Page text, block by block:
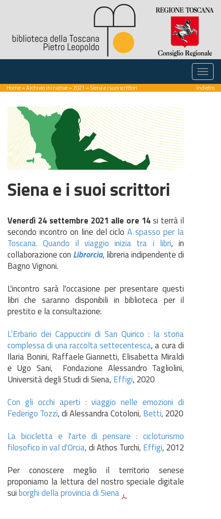
Home»Archivio iniziative»2021 » Siena e i suoi scrittori Indietro
Siena e i suoi scrittori
Venerdì 24 settembre 2021 alle ore 14si terrà il
secondo incontro on line del cicloA spasso per la
Toscana. Quando il viaggio inizia tra i libri, in
collaborazione con Librorcia, libreria indipendente di
Bagno Vignoni.
L'incontro sarà l'occasione per presentare questi
libri che saranno disponibili in biblioteca per il
prestito e la consultazione:
L’Erbario dei Cappuccini di San Quirico : la storia
complessa di una raccolta settecentesca, a cura di
Ilaria Bonini, Raffaele Giannetti, Elisabetta Miraldi
e Ugo Sani, Fondazione Alessandro Tagliolini,
Università degli Studi di Siena, Effigi, 2020
Con gli occhi aperti : viaggio nelle emozioni di
Federigo Tozzi, di Alessandra Cotoloni, Betti, 2020
La bicicletta e l'arte di pensare : cicloturismo
filosofico in val d'Orcia, di Athos Turchi, Effigi, 2012
Per conoscere meglio il territorio senese
proponiamo la lettura del nostro speciale digitale
suiborghi della provincia di Siena